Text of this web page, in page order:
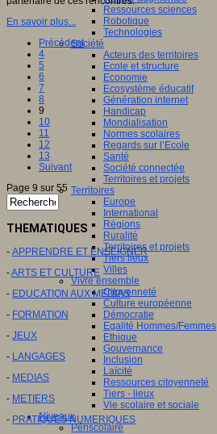
Ressources sciences
Robotique
Technologies
Société
Acteurs des territoires
Ecole et structure
Economie
Ecosystème éducatif
Génération internet
Handicap
Mondialisation
Normes scolaires
Regards sur l’Ecole
Santé
Société connectée
Territoires et projets
Territoires
Europe
International
Régions
Ruralité
Territoires et projets
Tiers lieux
Villes
Vivre ensemble
Citoyenneté
Culture européenne
Démocratie
Egalité Hommes/Femmes
Ethique
Gouvernance
Inclusion
Laïcité
Ressources citoyenneté
Tiers - lieux
Vie scolaire et sociale
Niveaux
Périscolaire
En savoir plus...
Précédent
4
5
6
7
8
9
10
11
12
13
Suivant
Page 9 sur 55
THEMATIQUES
- APPRENDRE ET ENSEIGNER
-ARTS ET CULTURE
- EDUCATION AUX MEDIAS
- FORMATION
- JEUX
- LANGAGES
- MEDIAS
- METIERS
- PRATIQUES NUMERIQUES